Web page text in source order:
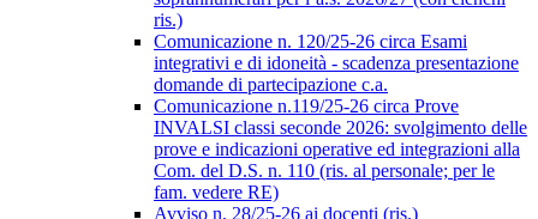
ris.)
Comunicazione n. 120/25-26 circa Esami
integrativi e di idoneità - scadenza presentazione
domande di partecipazione c.a.
Comunicazione n.119/25-26 circa Prove
INVALSI classi seconde 2026: svolgimento delle
prove e indicazioni operative ed integrazioni alla
Com. del D.S. n. 110 (ris. al personale; per le
fam. vedere RE)
Avviso n. 28/25-26 ai docenti (ris.)